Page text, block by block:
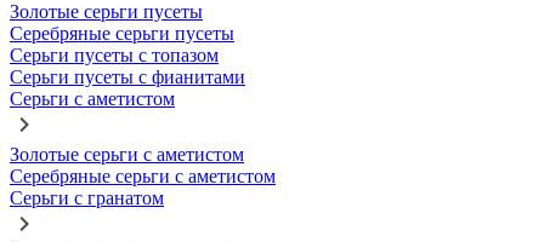
Золотые серьги пусеты
Серебряные серьги пусеты
Серьги пусеты с топазом
Серьги пусеты с фианитами
Серьги с аметистом
Золотые серьги с аметистом
Серебряные серьги с аметистом
Серьги с гранатом